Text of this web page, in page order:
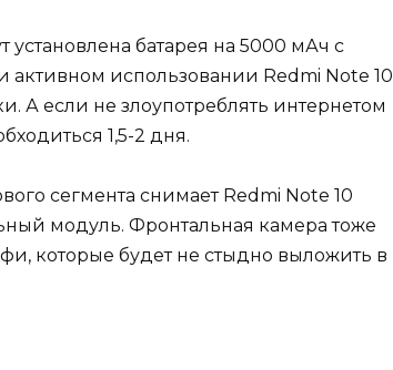
установлена батарея на 5000 мАч с
использовании Redmi Note 10
А если не злоупотреблять интернетом
1,5-2 дня.
сегмента снимает Redmi Note 10
модуль. Фронтальная камера тоже
которые будет не стыдно выложить в